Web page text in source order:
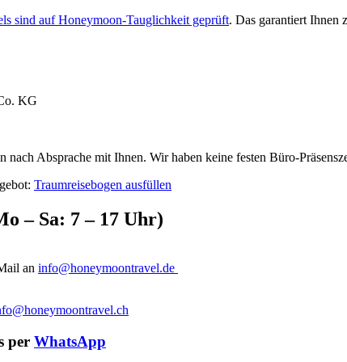
sind auf Honeymoon-Tauglichkeit geprüft. Das garantiert Ihnen
KG
nach Absprache mit Ihnen. Wir haben keine festen Büro-
Traumreisebogen ausfüllen
– Sa: 7 – 17 Uhr)
an info@honeymoontravel.de
per WhatsApp